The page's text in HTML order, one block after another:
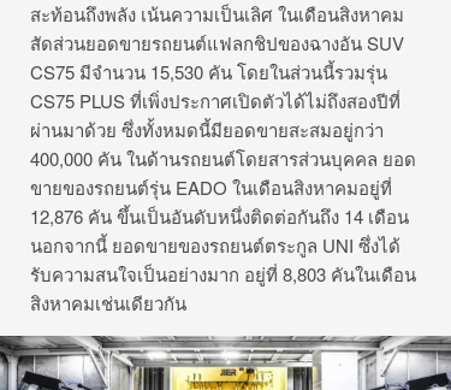
สะท้อนถึงพลัง เน้นความเป็นเลิศ ในเดือนสิงหาคม
สัดส่วนยอดขายรถยนต์แฟลกชิปของฉางอัน SUV
CS75 มีจำนวน 15,530 คัน โดยในส่วนนี้รวมรุ่น
CS75 PLUS ที่เพิ่งประกาศเปิดตัวได้ไม่ถึงสองปีที่
ผ่านมาด้วย ซึ่งทั้งหมดนี้มียอดขายสะสมอยู่กว่า
400,000 คัน ในด้านรถยนต์โดยสารส่วนบุคคล ยอด
ขายของรถยนต์รุ่น EADO ในเดือนสิงหาคมอยู่ที่
12,876 คัน ขึ้นเป็นอันดับหนึ่งติดต่อกันถึง 14 เดือน
นอกจากนี้ ยอดขายของรถยนต์ตระกูล UNI ซึ่งได้
รับความสนใจเป็นอย่างมาก อยู่ที่ 8,803 คันในเดือน
สิงหาคมเช่นเดียวกัน